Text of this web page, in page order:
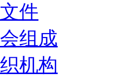
件
组成
机构